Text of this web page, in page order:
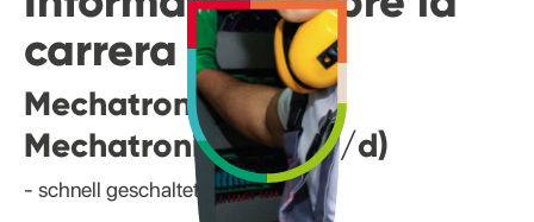
carrera
Mechatronikerin/
Mechatroniker (m/w/d)
- schnell geschaltet